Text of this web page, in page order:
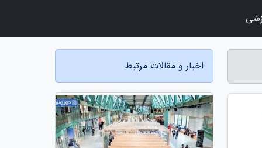
اخبار و مقالات مرتبط